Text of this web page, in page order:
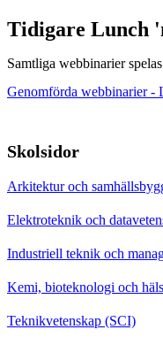
Tidigare Lunch
Samtliga webbinarier
Genomförda webbinarier -
Skolsidor
Arkitektur och
Elektroteknik och
Industriell teknik och
Kemi, bioteknologi och
Teknikvetenskap (SCI)